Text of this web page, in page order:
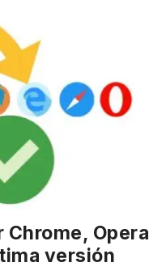
Opera
versión